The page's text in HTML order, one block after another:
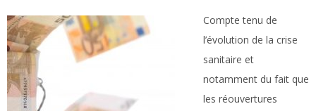
Compte tenu de
l’évolution de la crise
sanitaire et
notamment du fait que
les réouvertures